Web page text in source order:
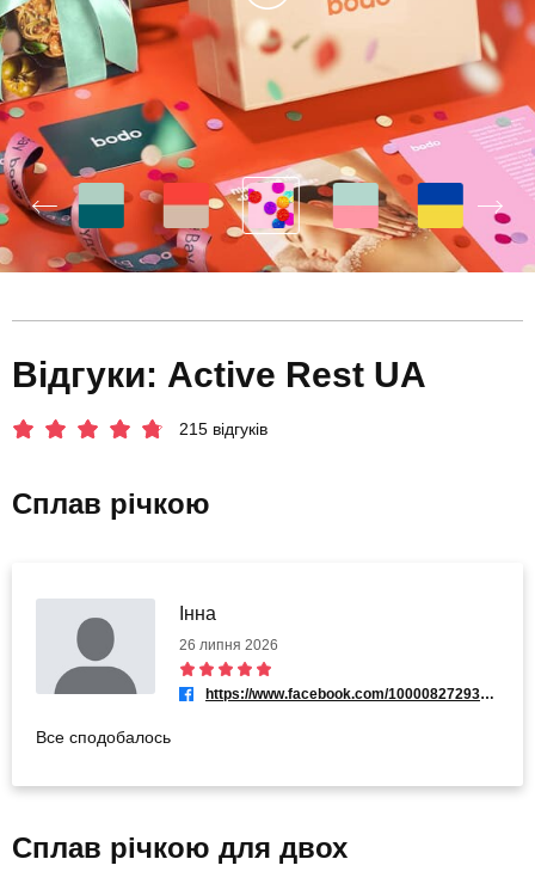
Відгуки: Active Rest UA
215 відгуків
Сплав річкою
Інна
26 липня 2026
https://www.facebook.com/100008272935551
Все сподобалось
Сплав річкою для двох